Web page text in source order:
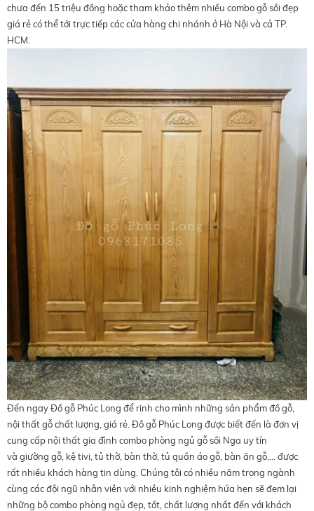
chưa đến 15 triệu đồng hoặc tham khảo thêm nhiều combo gỗ sồi đẹp
giá rẻ có thể tới trực tiếp các cửa hàng chi nhánh ở Hà Nội và cả TP.
HCM.
Đến ngayĐồ gỗ Phúc Long để rinh cho mình những sản phẩm đồ gỗ,
nội thất gỗ chất lượng, giá rẻ. Đồ gỗ Phúc Long được biết đến là đơn vị
cung cấp nội thất gia đình combo phòng ngủ gỗ sồi Nga uy tín
và giường gỗ, kệ tivi, tủ thờ, bàn thờ, tủ quần áo gỗ, bàn ăn gỗ,... được
rất nhiều khách hàng tin dùng. Chúng tôi có nhiều năm trong ngành
cùng các đội ngũ nhân viên với nhiều kinh nghiệm hứa hẹn sẽ đem lại
những bộ combo phòng ngủ đẹp, tốt, chất lượng nhất đến với khách